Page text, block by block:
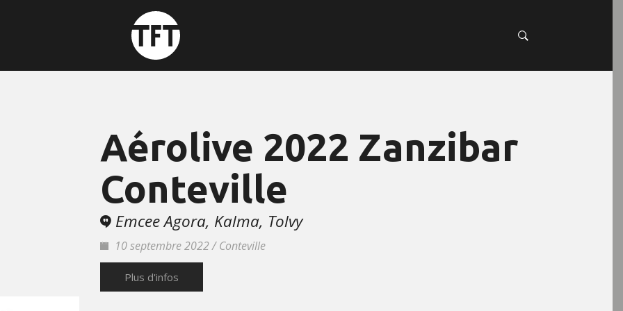
Aérolive 2022 Zanzibar
Conteville
Emcee Agora, Kalma, Tolvy
10 septembre 2022 / Conteville
Plus d'infos